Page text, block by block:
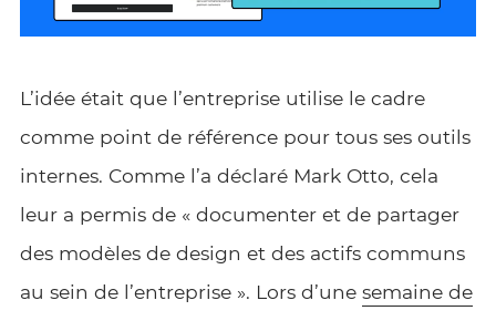
L’idée était que l’entreprise utilise le cadre
comme point de référence pour tous ses outils
internes. Comme l’a déclaré Mark Otto, cela
leur a permis de « documenter et de partager
des modèles de design et des actifs communs
au sein de l’entreprise ». Lors d’une semaine de